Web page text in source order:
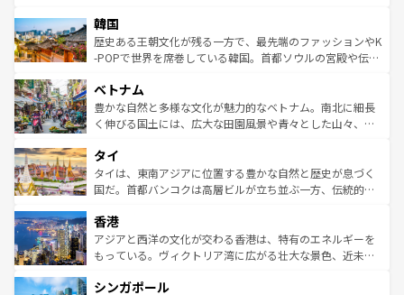
ワイを、存分に味わってほしい。 なお、新着のハワイ情報
はコンテンツ一覧を参照してほしい。
いる。アクティビティも充実しており、サーフィンやダイ
ビング、ハイキングなど、アウトドア好きにはたまらな
い。オーストラリアの多彩な魅力を存分に味わいつくそ
参照してほしい。
ン）、静ひつな山岳地帯である台湾東部など、都市の喧騒
と山間の静けさが共存しており、訪れる人に新しい発見と
驚きをもたらしてくれる。また、奥深い台湾の食文化も魅
容にもいいと評判のスイーツなど、バラエティ豊かな料理
が味わえる。 なお、新着の台湾情報は コンテンツ一覧を参
照してほしい。
韓国
歴史ある王朝文化が残る一方で、最先端のファッションやK
-POPで世界を席巻している韓国。首都ソウルの宮殿や伝統
き、地方に足を延ばせば四季折々の自然美を楽しむことが
できる。そして、キムチや焼肉、絶品のストリートフード
まで、さまざまな韓国料理が待っている。夜には、韓国な
リティに包まれながら、韓国の多彩な魅力を心ゆくまで味
わってみてほしい。 なお、新着の韓国情報はコンテンツ一
覧を参照してほしい。
ベトナム
豊かな自然と多様な文化が魅力的なベトナム。南北に細長
く伸びる国土には、広大な田園風景や青々とした山々、世
急速な発展と共に伝統が息づく。ハノイの古い町並みやホ
ーチミン市のフランス統治時代の建物も、独特の雰囲気を
醸し出している。また、バラエティの豊かさとおいしさで
とつ。フォーやバインミー、ベトナムコーヒーなどは、ぜ
ひ現地で味わいたい。どの地域を訪れてもあたたかい人々
が旅行者を迎えてくれるので、きっと忘れられない旅にな
参照してほしい。
タイ
タイは、東南アジアに位置する豊かな自然と歴史が息づく
国だ。首都バンコクは高層ビルが立ち並ぶ一方、伝統的な
の活気が交差している。北部ではチェンマイなどの山岳地
帯で自然と触れ合い、南部ではプーケットやクラビの美し
いビーチでリゾート気分を楽しむことができる。タイ料理
激する。気候は一年中温暖で、どの季節にも異なる楽しみ
香港
アジアと西洋の文化が交わる香港は、特有のエネルギーを
もっている。ヴィクトリア湾に広がる壮大な景色、近未来
み、どこを訪れても感動するはず。観光スポットが密集し
シンガポール